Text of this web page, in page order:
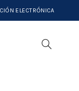
ELECTRÓNICA